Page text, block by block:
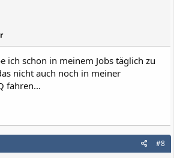
ich schon in meinem Jobs täglich zu
nicht auch noch in meiner
fahren...
#8